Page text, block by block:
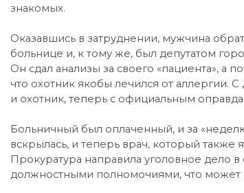
знакомых.
Оказавшись в затруднении, мужчина
больнице и, к тому же, был депутатом
Он сдал анализы за своего «пациента»,
что охотник якобы лечился от
и охотник, теперь с официальным
Больничный был оплаченный, и за
вскрылась, и теперь врач, который также
Прокуратура направила уголовное дело
должностными полномочиями, что может